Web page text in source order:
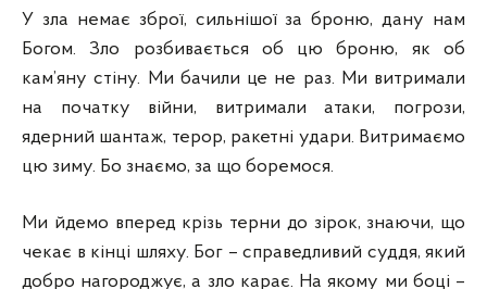
У зла немає зброї, сильнішої за броню, дану нам
Богом. Зло розбивається об цю броню, як об
кам’яну стіну. Ми бачили це не раз. Ми витримали
на початку війни, витримали атаки, погрози,
ядерний шантаж, терор, ракетні удари. Витримаємо
цю зиму. Бо знаємо, за що боремося.
Ми йдемо вперед крізь терни до зірок, знаючи, що
чекає в кінці шляху. Бог – справедливий суддя, який
добро нагороджує, а зло карає. На якому ми боці –